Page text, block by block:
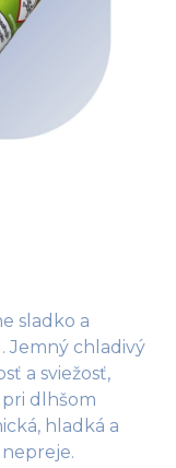
sladko a
Jemný chladivý
a sviežosť,
dlhšom
hladká a